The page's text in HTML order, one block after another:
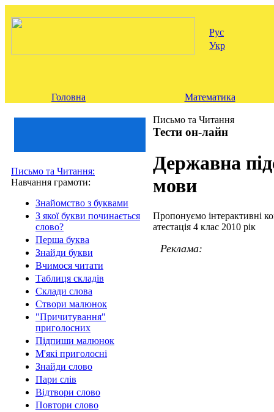
Рус
Укр
Головна Математика
Письмо та Читання:
Навчання грамоти:
Знайомство з буквами
З якої букви починається
слово?
Перша буква
Знайди букви
Вчимося читати
Таблиця складів
Склади слова
Створи малюнок
"Причитування"
приголосних
Підпиши малюнок
М'які приголосні
Знайди слово
Пари слів
Відтвори слово
Повтори слово
Письмо та Читання
Тести он-лайн
Державна
мови
Пропонуємо інтерактивні
атестація 4 клас 2010 рік
Реклама: